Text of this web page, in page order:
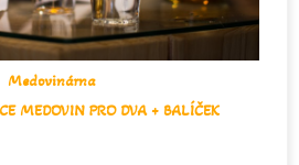
Medovinárna
MEDOVIN PRO DVA + BALÍČEK